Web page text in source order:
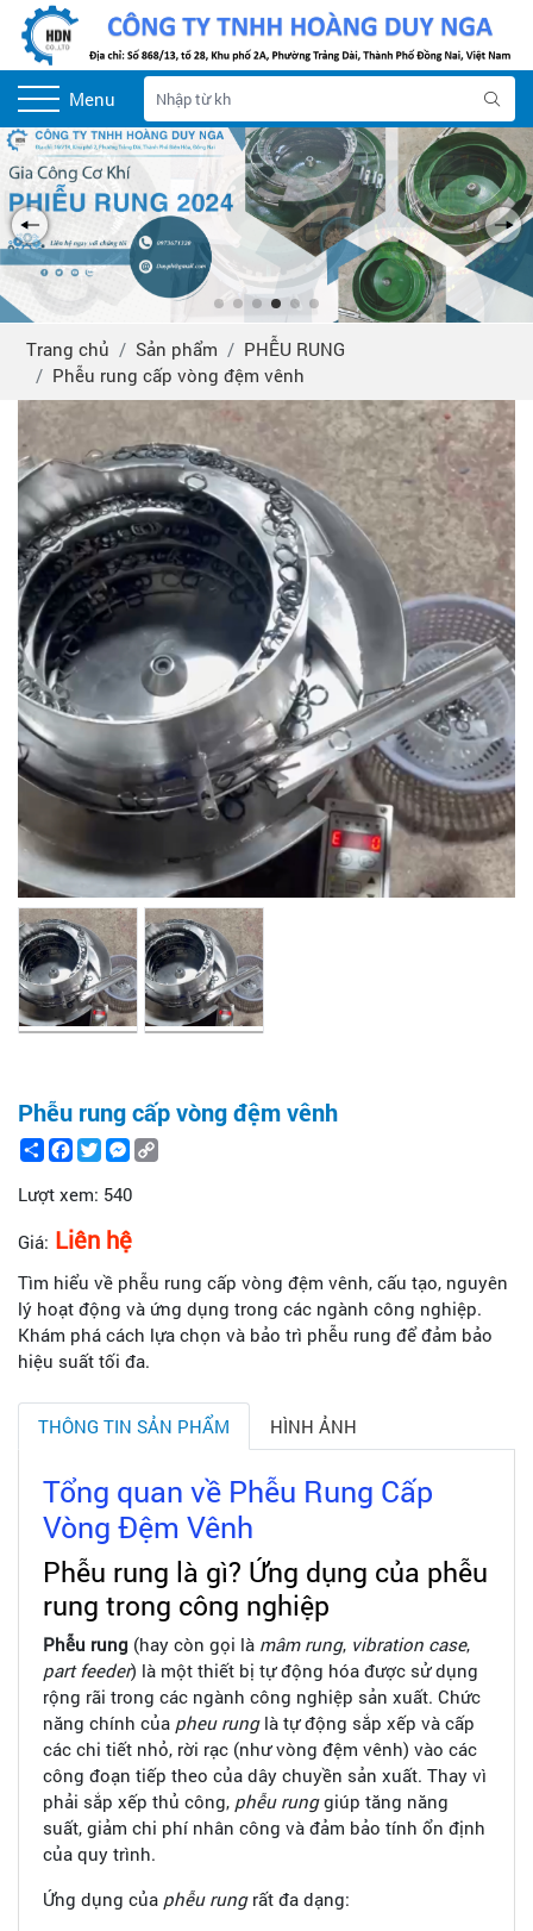
Menu
Trang chủ Sản phẩm
PHỄU RUNG
Phễu rung cấp vòng đệm vênh
Phễu rung cấp vòng đệm vênh
ShareFacebook
TwitterMessenger
Lượt xem: 540
Giá: Liên hệ
Tìm hiểu về phễu rung cấp vòng đệm vênh, cấu tạo, nguyên
lý hoạt động và ứng dụng trong các ngành công nghiệp.
Khám phá cách lựa chọn và bảo trì phễu rung để đảm bảo
hiệu suất tối đa.
THÔNG TIN SẢN PHẨM HÌNH ẢNH
Tổng quan về Phễu Rung Cấp
Vòng Đệm Vênh
Phễu rung là gì? Ứng dụng của phễu
rung trong công nghiệp
Phễu rung (hay còn gọi là mâm rung, vibration case,
part feeder) là một thiết bị tự động hóa được sử dụng
rộng rãi trong các ngành công nghiệp sản xuất. Chức
năng chính của pheu runglà tự động sắp xếp và cấp
các chi tiết nhỏ, rời rạc (như vòng đệm vênh) vào các
công đoạn tiếp theo của dây chuyền sản xuất. Thay vì
phải sắp xếp thủ công, phễu runggiúp tăng năng
suất, giảm chi phí nhân công và đảm bảo tính ổn định
của quy trình.
Ứng dụng của phễu rungrất đa dạng: